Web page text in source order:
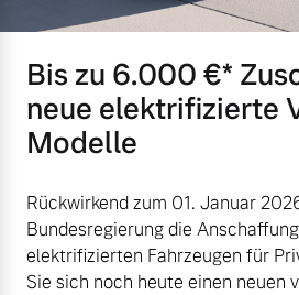
Bis zu 6.000 €⁠*
neue elektrifizierte
Modelle
Rückwirkend zum 01. Januar
Bundesregierung die
elektrifizierten Fahrzeugen für
Sie sich noch heute einen neuen